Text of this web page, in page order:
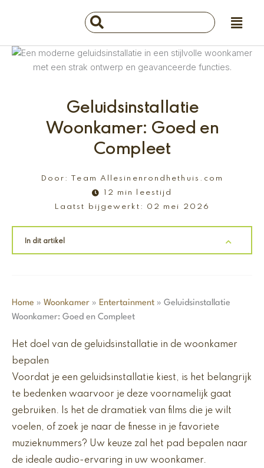
inhoud
Main
Menu
Search
...
Geluidsinstallatie
Woonkamer: Goed en
Compleet
Door:
Team Allesinenrondhethuis.com
12 min leestijd
Laatst bijgewerkt:
02 mei 2026
In dit artikel
Home » Woonkamer » Entertainment » Geluidsinstallatie
Woonkamer: Goed en Compleet
Het doel van de geluidsinstallatie in de woonkamer
bepalen
Voordat je een geluidsinstallatie kiest, is het belangrijk
te bedenken waarvoor je deze voornamelijk gaat
gebruiken. Is het de dramatiek van films die je wilt
voelen, of zoek je naar de finesse in je favoriete
muzieknummers? Uw keuze zal het pad bepalen naar
de ideale audio-ervaring in uw woonkamer.